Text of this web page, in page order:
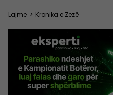
Lajme > Kronika e Zezë